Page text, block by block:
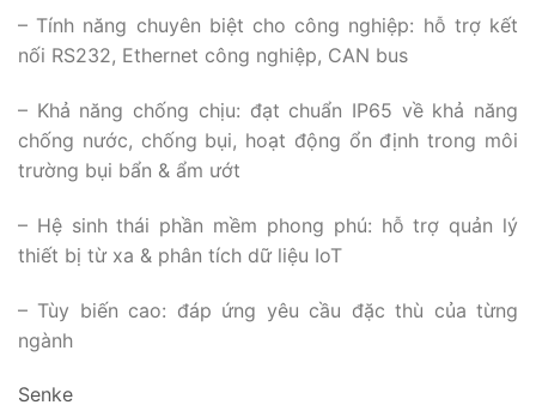
– Tính năng chuyên biệt cho công nghiệp: hỗ trợ kết
nối RS232, Ethernet công nghiệp, CAN bus
– Khả năng chống chịu: đạt chuẩn IP65 về khả năng
chống nước, chống bụi, hoạt động ổn định trong môi
trường bụi bẩn & ẩm ướt
– Hệ sinh thái phần mềm phong phú: hỗ trợ quản lý
thiết bị từ xa & phân tích dữ liệu IoT
– Tùy biến cao: đáp ứng yêu cầu đặc thù của từng
ngành
Senke